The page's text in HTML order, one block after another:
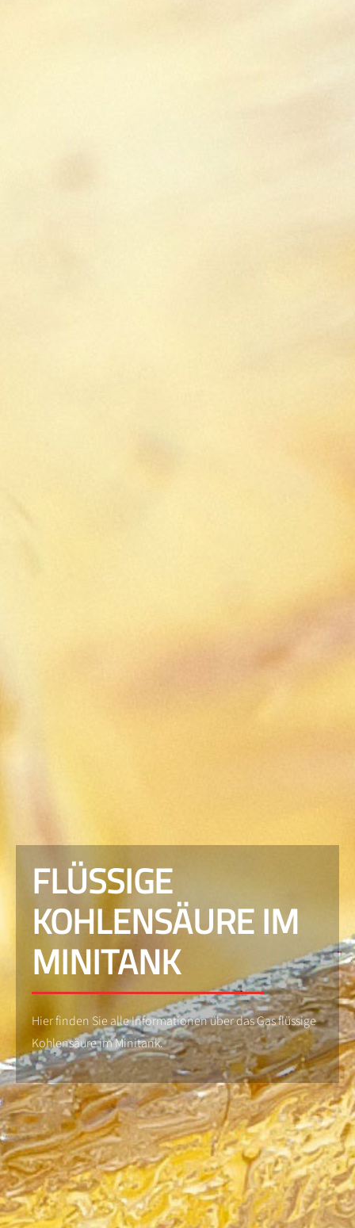
FLÜSSIGE
KOHLENSÄURE IM
MINITANK
Hier finden Sie alle Informationen über das Gas flüssige
Kohlensäure im Minitank.